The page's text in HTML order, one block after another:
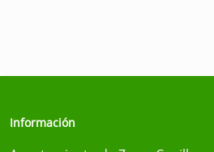
Información